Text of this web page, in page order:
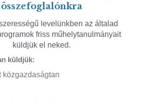
összefoglalónkra
levelünkben az általad
friss műhelytanulmányait
küldjük el neked.
küldjük:
közgazdaságtan